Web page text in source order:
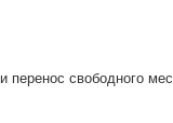
и перенос свободного